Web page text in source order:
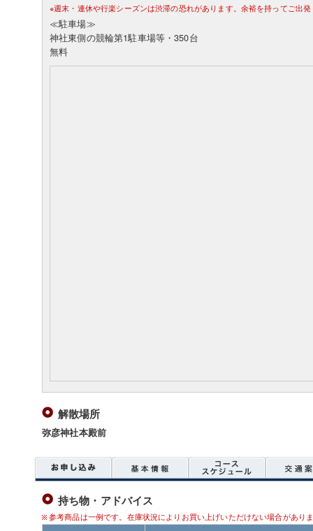
※週末・連休や行楽シーズンは渋滞の恐れがあります。余裕を持ってご出
≪駐車場≫
神社東側の競輪第1駐車場等・350台
無料
解散場所
弥彦神社本殿前
持ち物・アドバイス
参考商品は一例です。在庫状況によりお買い上げいただけない場合があり